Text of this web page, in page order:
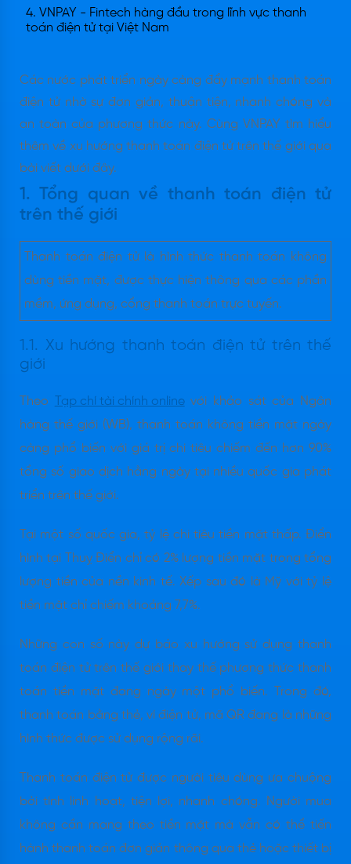
4. VNPAY - Fintech hàng đầu trong lĩnh vực thanh
toán điện tử tại Việt Nam
Các nước phát triển ngày càng đẩy mạnh thanh toán
điện tử nhờ sự đơn giản, thuận tiện, nhanh chóng và
an toàn của phương thức này. Cùng VNPAY tìm hiểu
thêm về xu hướng thanh toán điện tử trên thế giới qua
bài viết dưới đây.
1. Tổng quan về thanh toán điện tử
trên thế giới
Thanh toán điện tử là hình thức thanh toán không
dùng tiền mặt, được thực hiện thông qua các phần
mềm, ứng dụng, cổng thanh toán trực tuyến.
1.1. Xu hướng thanh toán điện tử trên thế
giới
Theo Tạp chí tài chính onlinevới khảo sát của Ngân
hàng thế giới (WB), thanh toán không tiền mặt ngày
càng phổ biến với giá trị chi tiêu chiếm đến hơn 90%
tổng số giao dịch hằng ngày tại nhiều quốc gia phát
triển trên thế giới.
Tại một số quốc gia, tỷ lệ chi tiêu tiền mặt thấp. Điển
hình tại Thuỵ Điển chỉ có 2% lượng tiền mặt trong tổng
lượng tiền của nền kinh tế. Xếp sau đó là Mỹ với tỷ lệ
tiền mặt chỉ chiếm khoảng 7,7%.
Những con số này dự báo xu hướng sử dụng thanh
toán điện tử trên thế giới thay thế phương thức thanh
toán tiền mặt đang ngày một phổ biến. Trong đó,
thanh toán bằng thẻ, ví điện tử, mã QR đang là những
hình thức được sử dụng rộng rãi.
Thanh toán điện tử được người tiêu dùng ưa chuộng
bởi tính linh hoạt, tiện lợi, nhanh chóng. Người mua
không cần mang theo tiền mặt mà vẫn có thể tiến
hành thanh toán đơn giản thông qua thẻ hoặc thiết bị